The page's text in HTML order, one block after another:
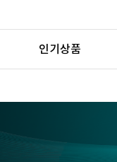
인기상품